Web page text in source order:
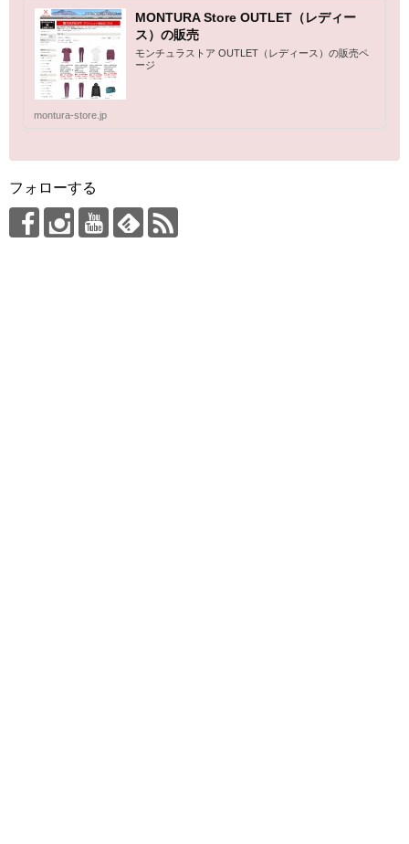
MONTURA Store OUTLET（レディー
ス）の販売
モンチュラストア OUTLET（レディース）の販売ペ
ージ
montura-store.jp
フォローする